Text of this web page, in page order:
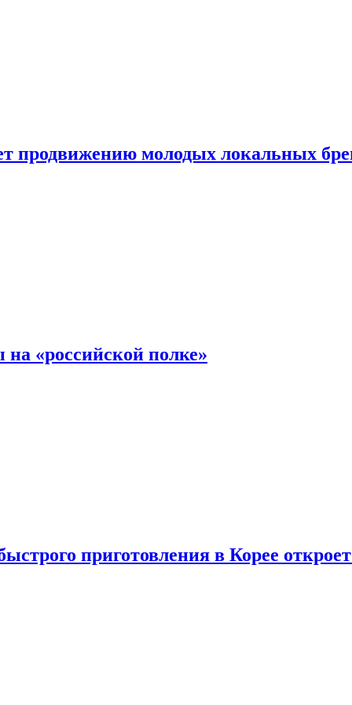
продвижению молодых локальных
«российской полке»
приготовления в Корее